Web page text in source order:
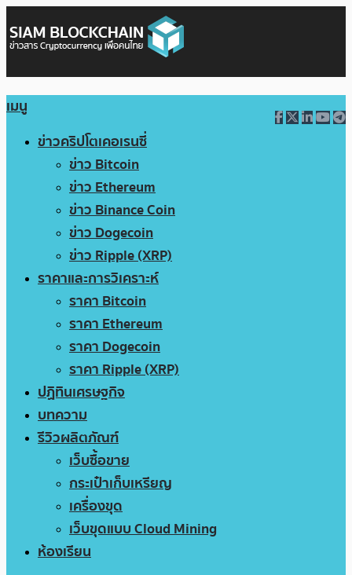
เมนู
ข่าวคริปโตเคอเรนซี่
ข่าว Bitcoin
ข่าว Ethereum
ข่าว Binance Coin
ข่าว Dogecoin
ข่าว Ripple (XRP)
ราคาและการวิเคราะห์
ราคา Bitcoin
ราคา Ethereum
ราคา Dogecoin
ราคา Ripple (XRP)
ปฏิทินเศรษฐกิจ
บทความ
รีวิวผลิตภัณฑ์
เว็บซื้อขาย
กระเป๋าเก็บเหรียญ
เครื่องขุด
เว็บขุดแบบ Cloud Mining
ห้องเรียน